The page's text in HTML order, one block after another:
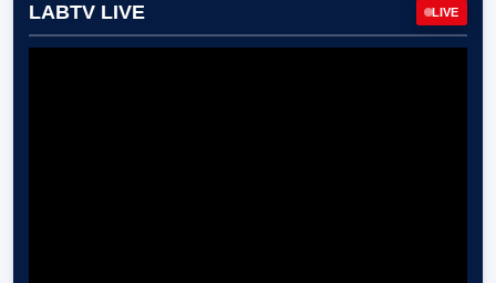
LABTV LIVE LIVE